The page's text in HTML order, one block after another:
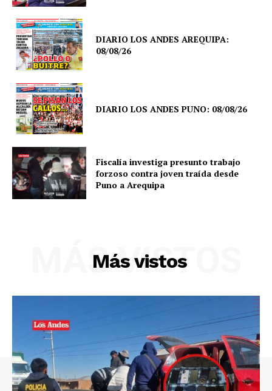
SUSCRIBETE
Diario los Andes
Prensa
DIARIO LOS ANDES AREQUIPA:
08/08/26
DIARIO LOS ANDES PUNO: 08/08/26
Fiscalía investiga presunto trabajo
forzoso contra joven traída desde
Puno a Arequipa
Más vistos
MÁS VISTOS